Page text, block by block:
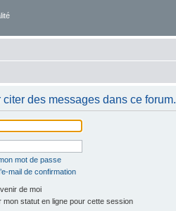
des messages dans ce forum.
mot de passe
mail de confirmation
de moi
mon statut en ligne pour cette session